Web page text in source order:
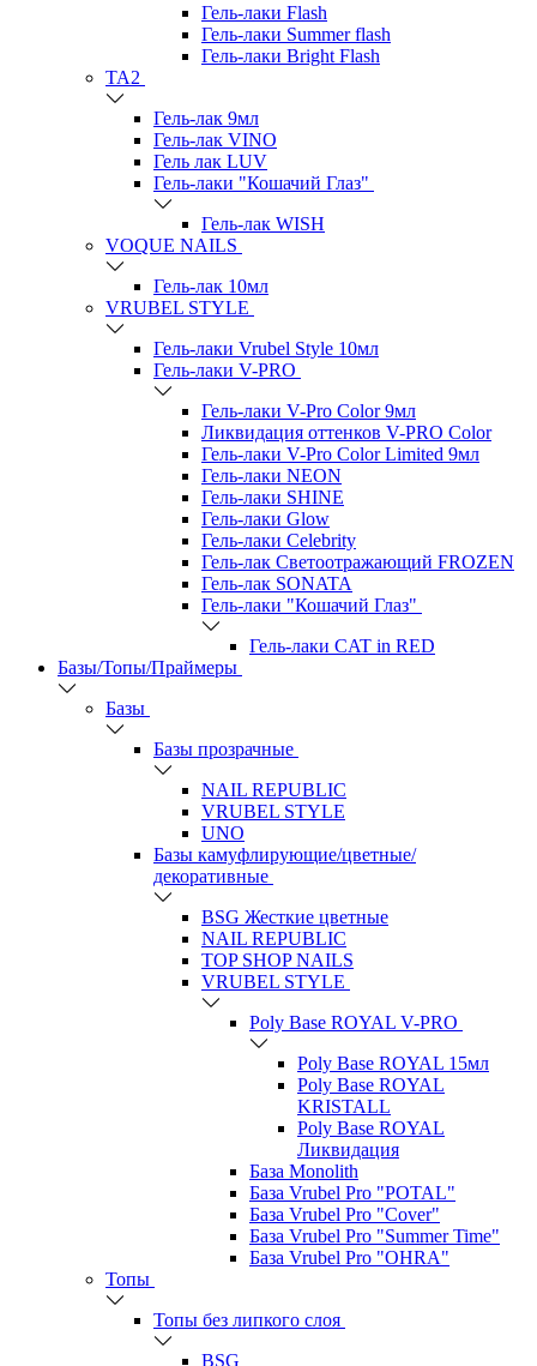
Гель-лаки Flash
Гель-лаки Summer flash
Гель-лаки Bright Flash
TA2
Гель-лак 9мл
Гель-лак VINO
Гель лак LUV
Гель-лаки "Кошачий Глаз"
Гель-лак WISH
VOQUE NAILS
Гель-лак 10мл
VRUBEL STYLE
Гель-лаки Vrubel Style 10мл
Гель-лаки V-PRO
Гель-лаки V-Pro Color 9мл
Ликвидация оттенков V-PRO Color
Гель-лаки V-Pro Color Limited 9мл
Гель-лаки NEON
Гель-лаки SHINE
Гель-лаки Glow
Гель-лаки Celebrity
Гель-лак Светоотражающий FROZEN
Гель-лак SONATA
Гель-лаки "Кошачий Глаз"
Гель-лаки CAT in RED
Базы/Топы/Праймеры
Базы
Базы прозрачные
NAIL REPUBLIC
VRUBEL STYLE
UNO
Базы камуфлирующие/цветные/
декоративные
BSG Жесткие цветные
NAIL REPUBLIC
TOP SHOP NAILS
VRUBEL STYLE
Poly Base ROYAL V-PRO
Poly Base ROYAL 15мл
Poly Base ROYAL
KRISTALL
Poly Base ROYAL
Ликвидация
База Monolith
База Vrubel Pro "POTAL"
База Vrubel Pro "Сover"
База Vrubel Pro "Summer Time"
База Vrubel Pro "OHRA"
Топы
Топы без липкого слоя
BSG